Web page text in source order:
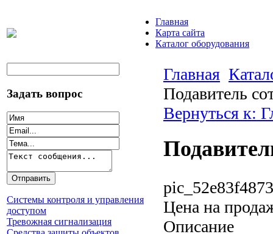
Главная
Карта сайта
Каталог оборудования
Задать вопрос
Системы контроля и управления
доступом
Тревожная сигнализация
Главная
Подавитель
Вернуться к:
Цена на
Описание